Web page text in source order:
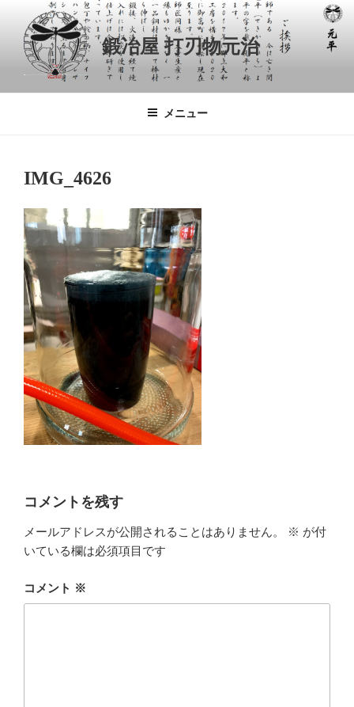
鍛冶屋 打刃物元治
メニュー
IMG_4626
コメントを残す
メールアドレスが公開されることはありません。 ※ が付
いている欄は必須項目です
コメント ※